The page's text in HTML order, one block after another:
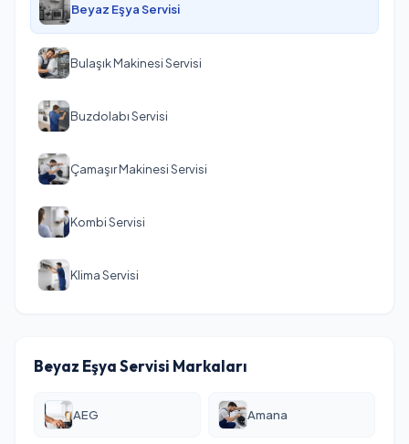
Beyaz Eşya Servisi
Bulaşık Makinesi Servisi
Buzdolabı Servisi
Çamaşır Makinesi Servisi
Kombi Servisi
Klima Servisi
Beyaz Eşya Servisi Markaları
AEG Amana